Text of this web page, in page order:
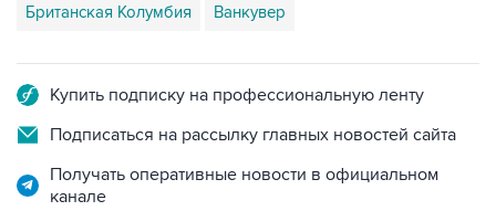
Британская Колумбия Ванкувер
Купить подписку на профессиональную ленту
Подписаться на рассылку главных новостей сайта
Получать оперативные новости в официальном
канале